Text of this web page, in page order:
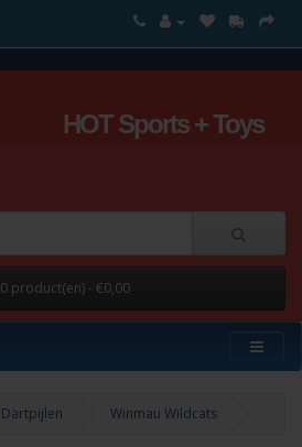
HOT Sports + Toys
0 product(en) - €0,00
Dartpijlen Winmau Wildcats